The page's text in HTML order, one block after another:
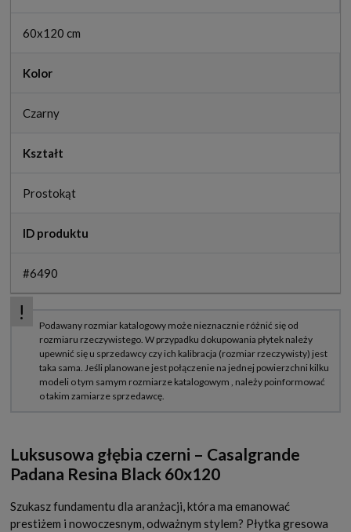
60x120 cm
Kolor
Czarny
Kształt
Prostokąt
ID produktu
#6490
Luksusowa głębia czerni – Casalgrande
Padana Resina Black 60x120
Szukasz fundamentu dla aranżacji, która ma emanować
prestiżem i nowoczesnym, odważnym stylem? Płytka gresowa